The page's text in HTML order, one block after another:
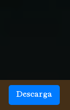
Descarga